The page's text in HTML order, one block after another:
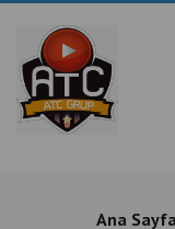
Ana Sayfa